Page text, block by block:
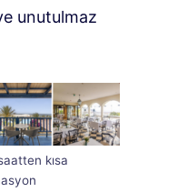
unutulmaz
kısa